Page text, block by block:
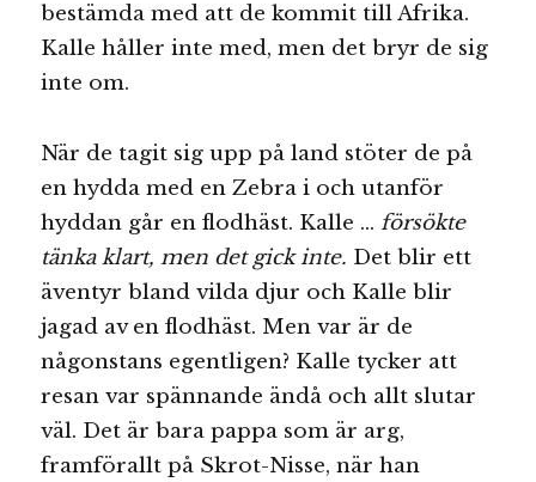
bestämda med att de kommit till Afrika.
Kalle håller inte med, men det bryr de sig
inte om.
När de tagit sig upp på land stöter de på
en hydda med en Zebra i och utanför
hyddan går en flodhäst. Kalle … försökte
tänka klart, men det gick inte. Det blir ett
äventyr bland vilda djur och Kalle blir
jagad av en flodhäst. Men var är de
någonstans egentligen? Kalle tycker att
resan var spännande ändå och allt slutar
väl. Det är bara pappa som är arg,
framförallt på Skrot-Nisse, när han